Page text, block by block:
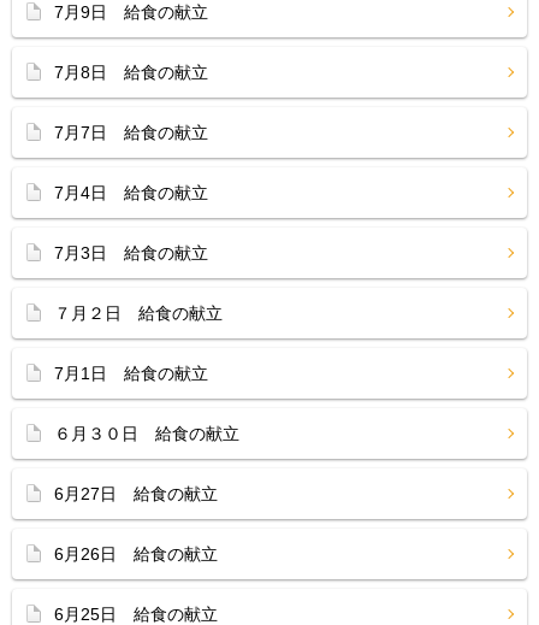
7月9日 給食の献立
7月8日 給食の献立
7月7日 給食の献立
7月4日 給食の献立
7月3日 給食の献立
７月２日 給食の献立
7月1日 給食の献立
６月３０日 給食の献立
6月27日 給食の献立
6月26日 給食の献立
6月25日 給食の献立